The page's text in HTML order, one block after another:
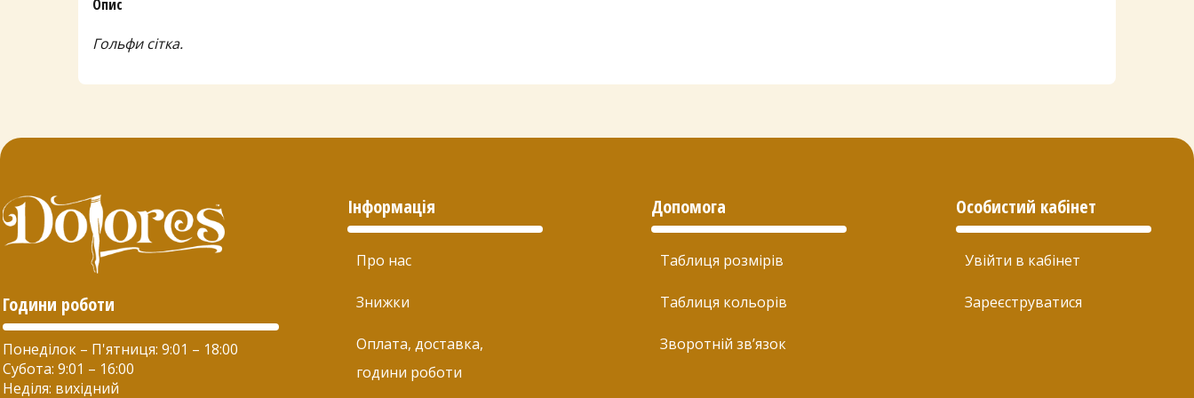
Опис
Гольфи сітка.
Години роботи
Понеділок – П'ятниця: 9:01 – 18:00
Субота: 9:01 – 16:00
Неділя: вихідний
Інформація
Про нас
Знижки
Оплата, доставка,
години роботи
Допомога
Таблиця розмірів
Таблиця кольорів
Зворотній зв’язок
Особистий кабінет
Увійти в кабінет
Зареєструватися